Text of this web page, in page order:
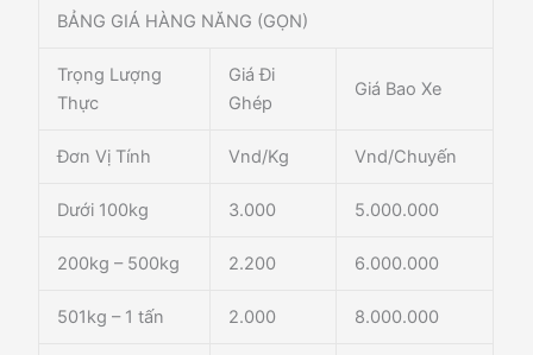
BẢNG GIÁ HÀNG NĂNG (GỌN)
Trọng Lượng
Thực
Giá Đi
Ghép
Giá Bao Xe
Đơn Vị Tính Vnd/Kg Vnd/Chuyến
Dưới 100kg 3.000 5.000.000
200kg – 500kg 2.200 6.000.000
501kg – 1 tấn 2.000 8.000.000